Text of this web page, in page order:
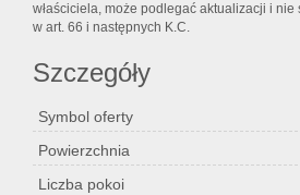
właściciela, może podlegać aktualizacji i
w art. 66 i następnych K.C.
Szczegóły
Symbol oferty
Powierzchnia
Liczba pokoi